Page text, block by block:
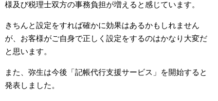
様及び税理士双方の事務負担が増えると感じています。
きちんと設定をすれば確かに効果はあるかもしれません
が、お客様がご自身で正しく設定をするのはかなり大変だ
と思います。
また、弥生は今後「記帳代行支援サービス」を開始すると
発表しました。